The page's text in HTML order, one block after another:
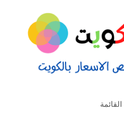
القائمة